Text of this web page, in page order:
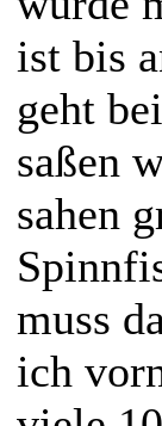
ist bis
geht
saßen
sahen
muss
ich